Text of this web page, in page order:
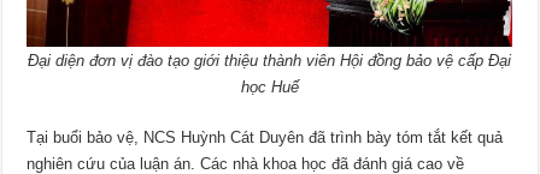
Đại diện đơn vị đào tạo giới thiệu thành viên Hội đồng bảo vệ cấp Đại
học Huế
Tại buổi bảo vệ, NCS Huỳnh Cát Duyên đã trình bày tóm tắt kết quả
nghiên cứu của luận án. Các nhà khoa học đã đánh giá cao về